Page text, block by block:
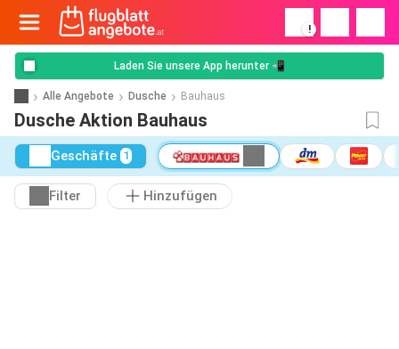
!
Laden Sie unsere App herunter 📲
Alle Angebote Dusche Bauhaus
Dusche Aktion Bauhaus
Geschäfte 1
Filter Hinzufügen